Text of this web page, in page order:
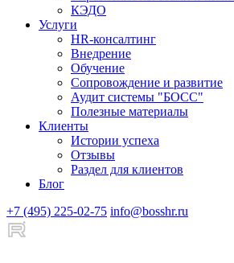
КЭДО
Услуги
HR-консалтинг
Внедрение
Обучение
Сопровождение и развитие
Аудит системы "БОСС"
Полезные материалы
Клиенты
Истории успеха
Отзывы
Раздел для клиентов
Блог
+7 (495) 225-02-75 info@bosshr.ru